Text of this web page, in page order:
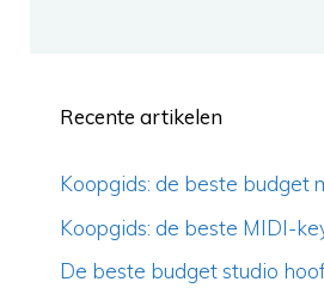
Recente artikelen
Koopgids: de beste budget
Koopgids: de beste MIDI-
De beste budget studio